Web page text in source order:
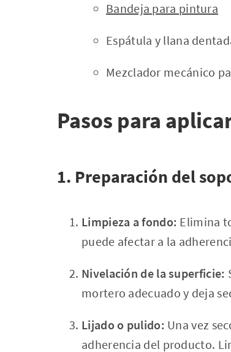
Bandeja para pintura
Espátula y llana
Mezclador mecánico
Pasos para
1. Preparación del
Limpieza a fondo: Elimina
puede afectar a la
Nivelación de la superficie:
mortero adecuado y deja
Lijado o pulido: Una vez
adherencia del producto.